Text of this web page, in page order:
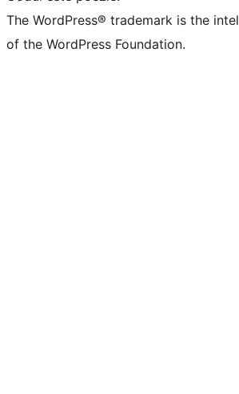
The WordPress® trademark is the
of the WordPress Foundation.